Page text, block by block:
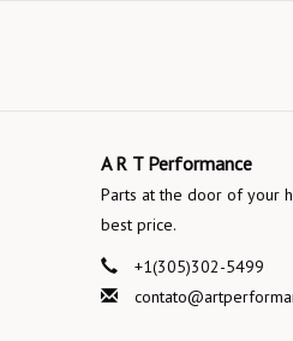
A R T Performance
Parts at the door of your
best price.
+1(305)302-5499